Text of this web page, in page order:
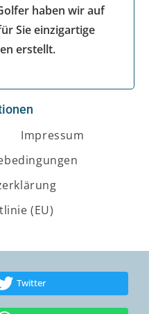
haben wir auf
Sie einzigartige
erstellt.
Impressum
(EU)
Twitter